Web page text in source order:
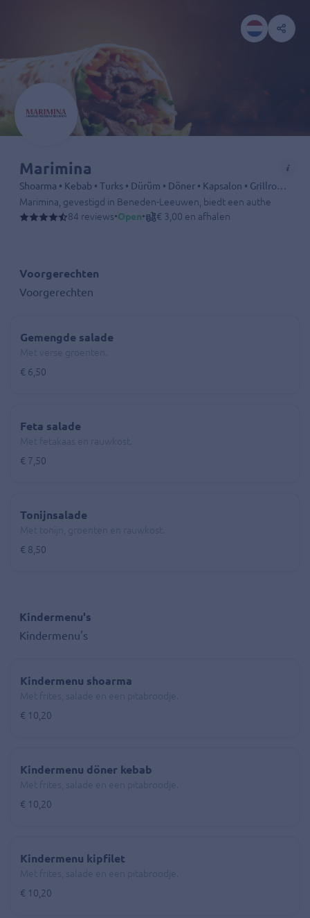
Marimina
Shoarma • Kebab • Turks • Dürüm • Döner • Kapsalon • Grillroom • Pizza • Pasta
Marimina, gevestigd in Beneden-Leeuwen, biedt een authentieke
Eten bestellen in Beneden-leeuwen doe je makkelijk via Bistroo!
84 reviews•Open• € 3,00 en afhalen
Voorgerechten
Voorgerechten
Gemengde salade
€ 6,50
Feta salade
€ 7,50
Tonijnsalade
€ 8,50
Kindermenu's
Kindermenu's
Kindermenu shoarma
€ 10,20
Kindermenu döner kebab
€ 10,20
Kindermenu kipfilet
€ 10,20